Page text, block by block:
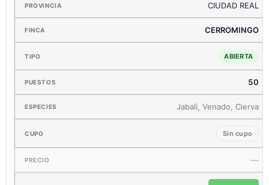
CIUDAD REAL
CERROMINGO
ABIERTA
50
Jabalí, Venado, Cierva
Sin cupo
—